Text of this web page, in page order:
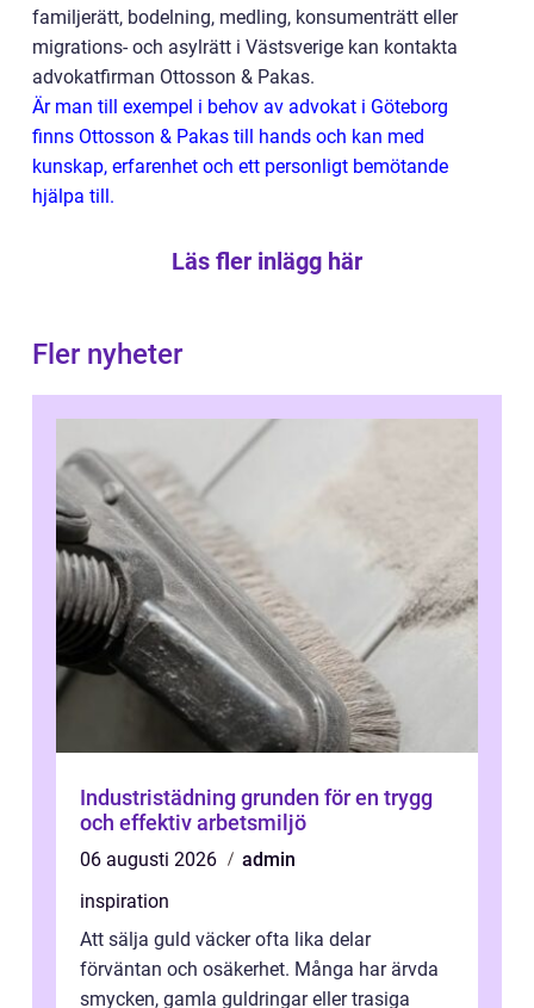
familjerätt, bodelning, medling, konsumenträtt eller
migrations- och asylrätt i Västsverige kan kontakta
advokatfirman Ottosson & Pakas.
Är man till exempel i behov av advokat i Göteborg
finns Ottosson & Pakas till hands och kan med
kunskap, erfarenhet och ett personligt bemötande
hjälpa till.
Läs fler inlägg här
Fler nyheter
Industristädning grunden för en trygg
och effektiv arbetsmiljö
06 augusti 2026
admin
inspiration
Att sälja guld väcker ofta lika delar
förväntan och osäkerhet. Många har ärvda
smycken, gamla guldringar eller trasiga